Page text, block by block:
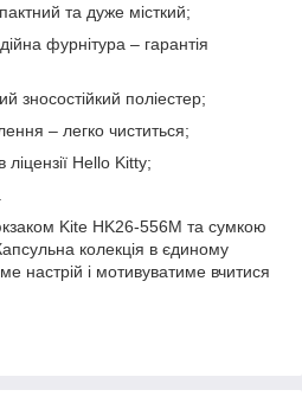
та дуже місткий;
фурнітура – гарантія
зносостійкий поліестер;
– легко чиститься;
Hello Kitty;
Kite HK26-556M та сумкою
колекція в єдиному
настрій і мотивуватиме вчитися